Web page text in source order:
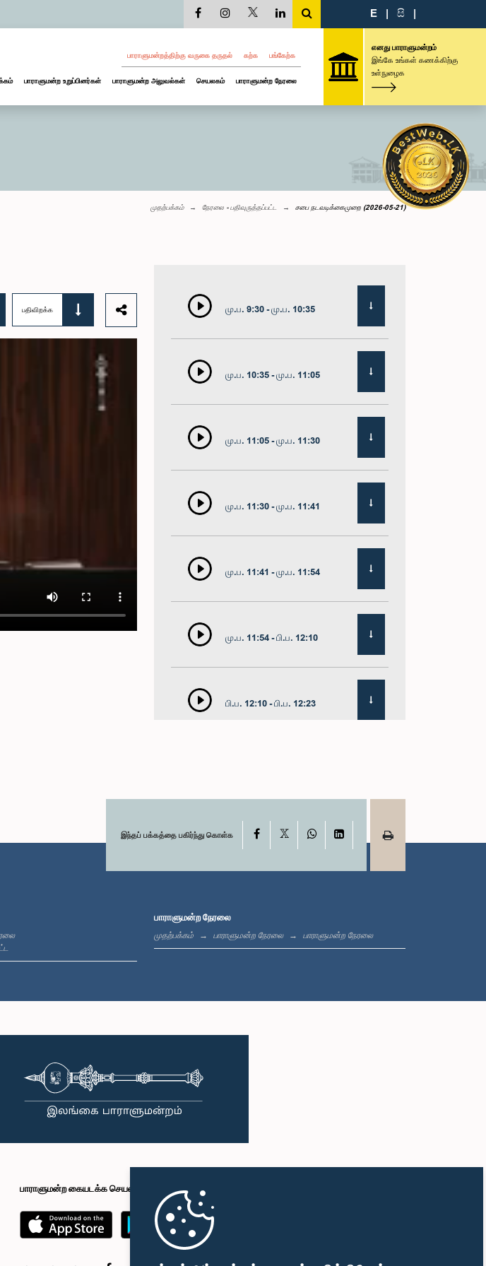
E | සි |
பாராளுமன்றத்திற்கு வருகை தருதல் கற்க பங்கேற்க
பாராளுமன்ற உறுப்பினர்கள் பாராளுமன்ற அலுவல்கள் செயலகம் பாராளுமன்ற நேரலை
எனது பாராளுமன்றம்
இங்கே உங்கள் கணக்கிற்கு
உள்நுழைக
முதற்பக்கம் நேரலை - பதிவுருத்தப்பட்ட சபை நடவடிக்கைமுறை (2026-05-21)
பதிவிறக்க மு.ப. 9:30 - மு.ப. 10:35
மு.ப. 10:35 - மு.ப. 11:05
மு.ப. 11:05 - மு.ப. 11:30
மு.ப. 11:30 - மு.ப. 11:41
மு.ப. 11:41 - மு.ப. 11:54
மு.ப. 11:54 - பி.ப. 12:10
பி.ப. 12:10 - பி.ப. 12:23
பி.ப. 1:00 - பி.ப. 1:09
இந்தப் பக்கத்தை பகிர்ந்து கொள்க Facebook WhatsAppLinkedIn
பாராளுமன்ற நேரலை
முதற்பக்கம் பாராளுமன்ற நேரலை பாராளுமன்ற நேரலை
பாராளுமன்ற கையடக்க செயலி